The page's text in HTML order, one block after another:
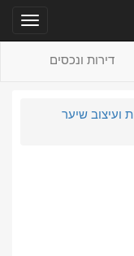
דירות ונכסים
ועיצוב שיער